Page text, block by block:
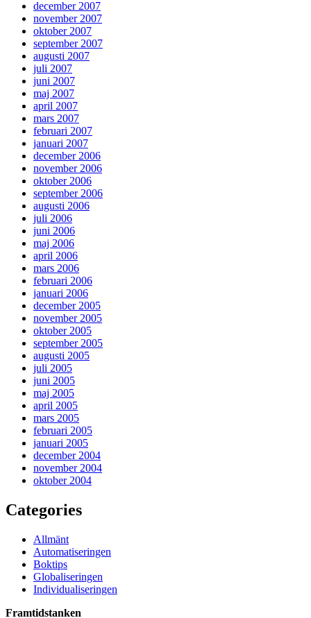
december 2007
november 2007
oktober 2007
september 2007
augusti 2007
juli 2007
juni 2007
maj 2007
april 2007
mars 2007
februari 2007
januari 2007
december 2006
november 2006
oktober 2006
september 2006
augusti 2006
juli 2006
juni 2006
maj 2006
april 2006
mars 2006
februari 2006
januari 2006
december 2005
november 2005
oktober 2005
september 2005
augusti 2005
juli 2005
juni 2005
maj 2005
april 2005
mars 2005
februari 2005
januari 2005
december 2004
november 2004
oktober 2004
Categories
Allmänt
Automatiseringen
Boktips
Globaliseringen
Individualiseringen
Framtidstanken